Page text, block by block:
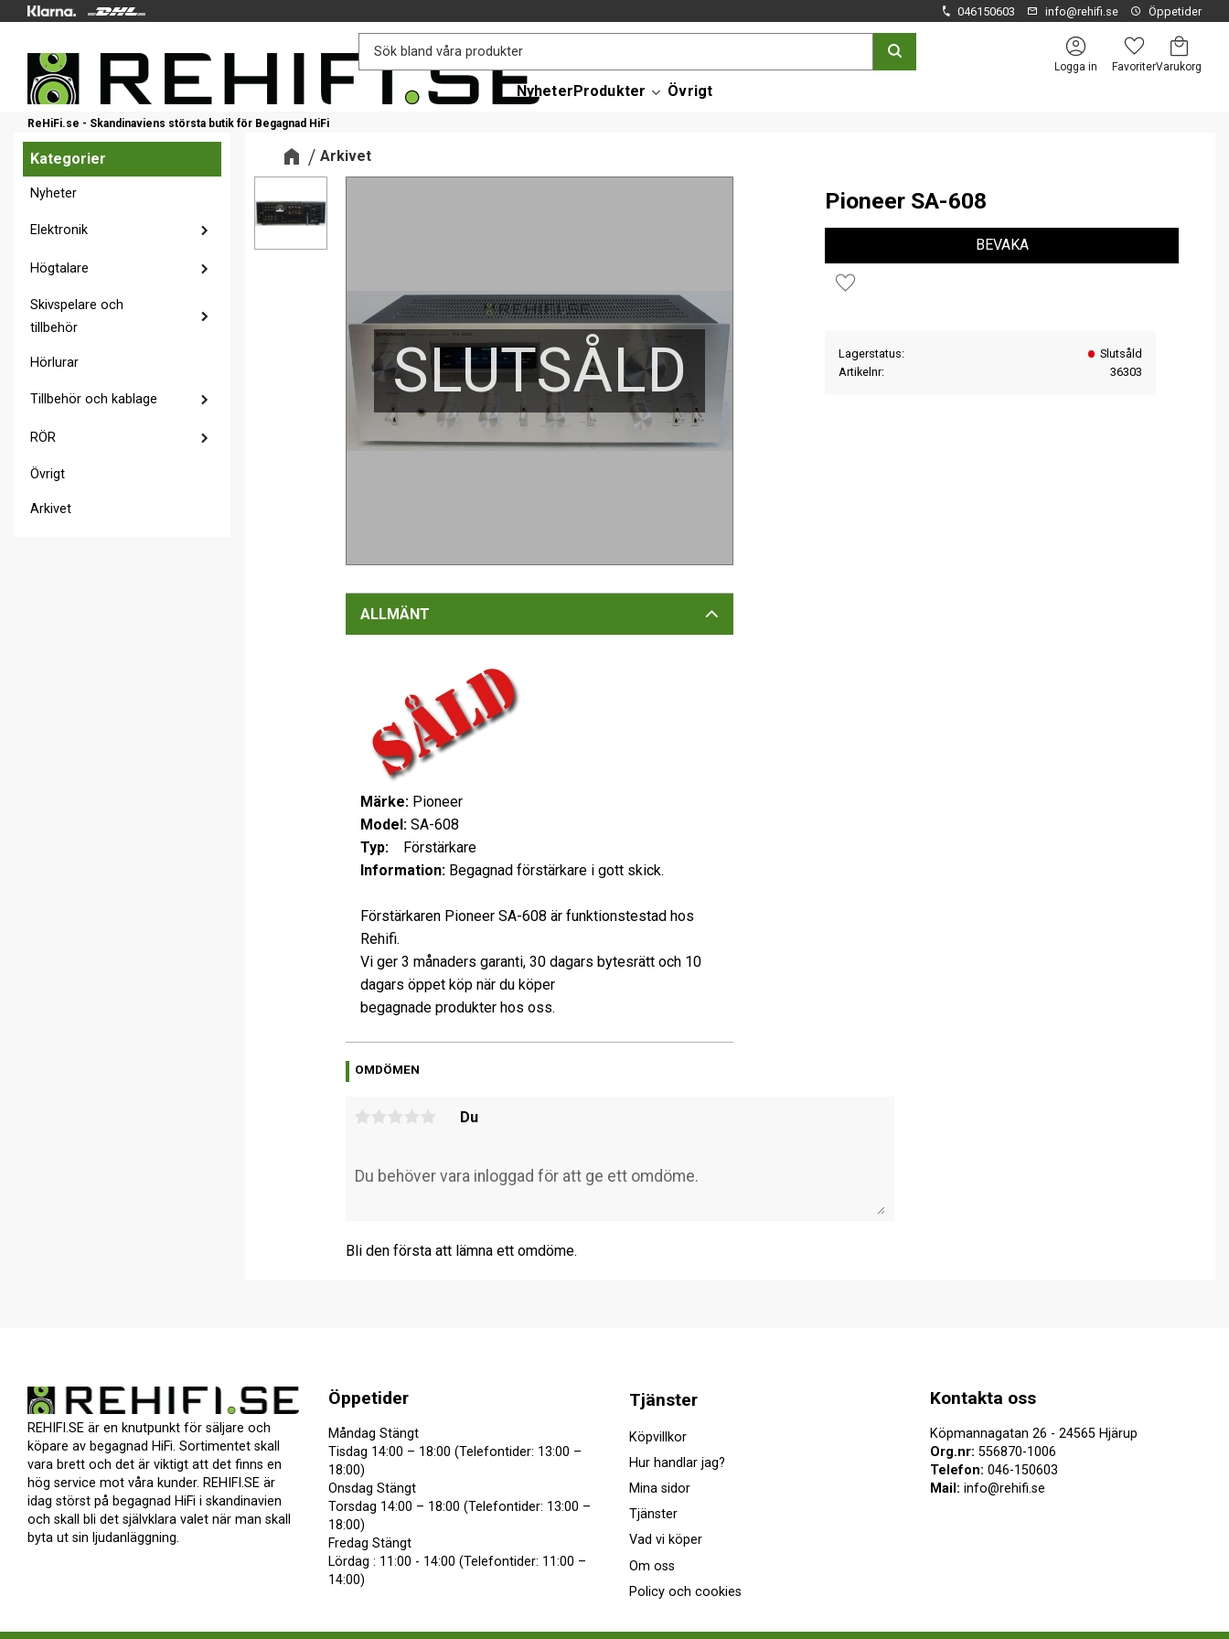
046150603 info@rehifi.se Öppetider
ReHiFi.se - Skandinaviens största butik för Begagnad HiFi
Logga in
Favoriter
Kundvagn
NyheterProdukter Övrigt
Arkivet
Pioneer SA-608
SLUTSÅLD
Lägg till i favoriter
BEVAKA
Lagerstatus
Slutsåld
Artikelnr
36303
ALLMÄNT
Märke:Pioneer
Model:SA-608
Typ:
Förstärkare
Information:Begagnad förstärkare i gott skick.
Förstärkaren Pioneer SA-608 är funktionstestad hos
Rehifi.
Vi ger 3 månaders garanti, 30 dagars bytesrätt och 10
dagars öppet köp när du köper
begagnade produkter hos oss.
OMDÖMEN
Du
Bli den första att lämna ett omdöme.
Kategorier
Nyheter
Elektronik
Högtalare
Skivspelare och
tillbehör
Hörlurar
Tillbehör och kablage
RÖR
Övrigt
Arkivet
REHIFI.SE är en knutpunkt för säljare och
köpare av begagnad HiFi. Sortimentet skall
vara brett och det är viktigt att det finns en
hög service mot våra kunder. REHIFI.SE är
idag störst på begagnad HiFi i skandinavien
och skall bli det självklara valet när man skall
byta ut sin ljudanläggning.
Öppetider
Måndag Stängt
Tisdag 14:00 – 18:00 (Telefontider: 13:00 –
18:00)
Onsdag Stängt
Torsdag 14:00 – 18:00 (Telefontider: 13:00 –
18:00)
Fredag Stängt
Lördag : 11:00 - 14:00 (Telefontider: 11:00 –
14:00)
Kontakta oss
Köpmannagatan 26 - 24565 Hjärup
Org.nr: 556870-1006
Telefon: 046-150603
Mail: info@rehifi.se
Tjänster
Köpvillkor
Hur handlar jag?
Mina sidor
Tjänster
Vad vi köper
Om oss
Policy och cookies